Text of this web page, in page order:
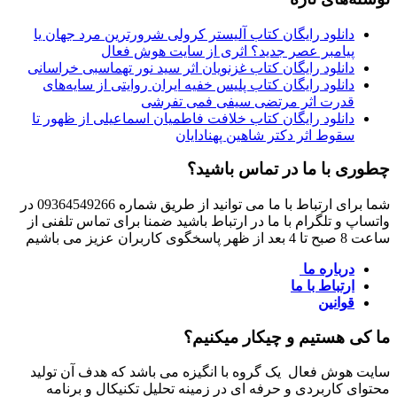
رایگان کتاب آلیستر کرولی شرورترین مرد جهان یا
عصر جدید؟ اثری از سایت هوش فعال
رایگان کتاب غزنویان اثر سید نور تهماسبی خراسانی
رایگان کتاب پلیس خفیه ایران روایتی از سایه‌های
اثر مرتضی سیفی فمی تفرشی
رایگان کتاب خلافت فاطمیان اسماعیلی از ظهور تا
اثر دکتر شاهین پهنادایان
ما در تماس باشید؟
شما برای ارتباط با ما می توانید از طریق شماره 09364549266 در
با ما در ارتباط باشید ضمنا برای تماس تلفنی از
ما
با ما
و چیکار میکنیم؟
فعال یک گروه با انگیزه می باشد که هدف آن تولید
و حرفه ای در زمینه تحلیل تکنیکال و برنامه